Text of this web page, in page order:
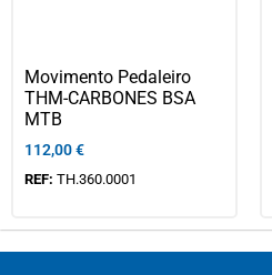
Movimento Pedaleiro
THM-CARBONES BSA
MTB
112,00€
REF: TH.360.0001